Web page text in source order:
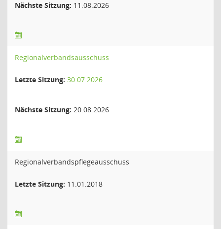
Nächste Sitzung: 11.08.2026
Regionalverbandsausschuss
Letzte Sitzung: 30.07.2026
Nächste Sitzung: 20.08.2026
Regionalverbandspflegeausschuss
Letzte Sitzung: 11.01.2018